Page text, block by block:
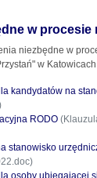
w procesie
niezbędne w
w Katowicach
kandydatów na
RODO
stanowisko
osoby ubiegającej